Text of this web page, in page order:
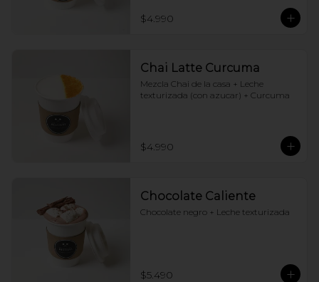
$4.990
Chai Latte Curcuma
Mezcla Chai de la casa + Leche
texturizada (con azucar) + Curcuma
$4.990
Chocolate Caliente
Chocolate negro + Leche texturizada
$5.490